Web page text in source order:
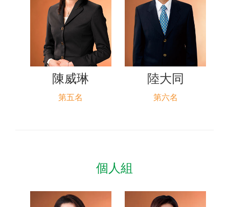
陳威琳
第五名
陸大同
第六名
個人組